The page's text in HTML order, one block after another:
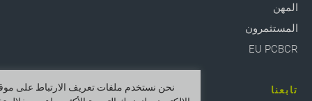
المهن
المستثمرون
EU PCBCR
تابعنا
نحن نستخدم ملفات تعريف الارتباط على